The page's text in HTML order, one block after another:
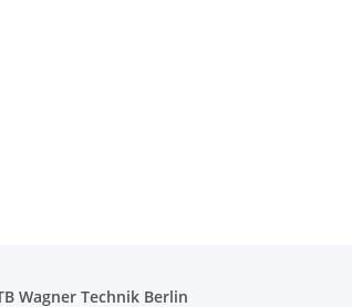
Wagner Technik Berlin